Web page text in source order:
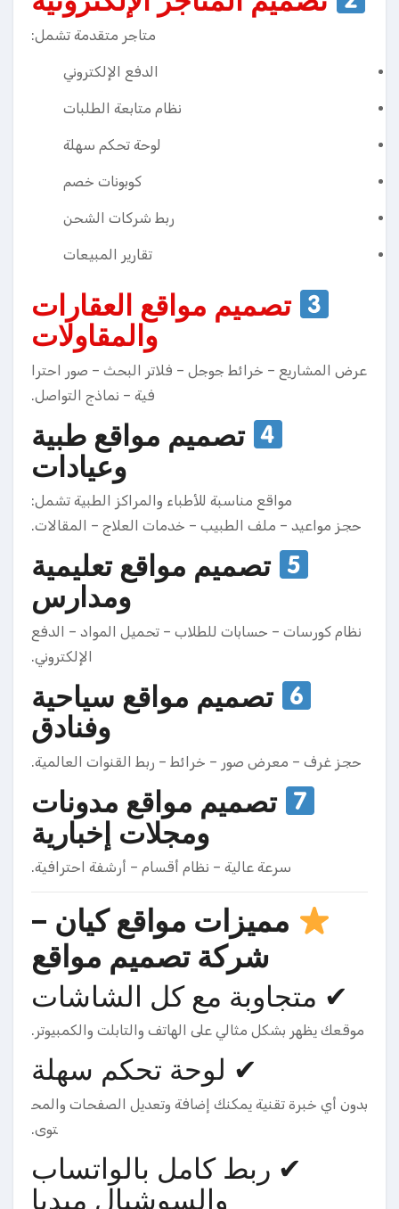
متاجر متقدمة تشمل:
الدفع الإلكتروني
نظام متابعة الطلبات
لوحة تحكم سهلة
كوبونات خصم
ربط شركات الشحن
تقارير المبيعات
تصميم مواقع العقارات
والمقاولات
عرض المشاريع – خرائط جوجل – فلاتر البحث – صور احترا
فية – نماذج التواصل.
تصميم مواقع طبية
وعيادات
مواقع مناسبة للأطباء والمراكز الطبية تشمل:
حجز مواعيد – ملف الطبيب – خدمات العلاج – المقالات.
تصميم مواقع تعليمية
ومدارس
نظام كورسات – حسابات للطلاب – تحميل المواد – الدفع
الإلكتروني.
تصميم مواقع سياحية
وفنادق
حجز غرف – معرض صور – خرائط – ربط القنوات العالمية.
تصميم مواقع مدونات
ومجلات إخبارية
سرعة عالية – نظام أقسام – أرشفة احترافية.
مميزات مواقع كيان –
شركة تصميم مواقع
✔ متجاوبة مع كل الشاشات
موقعك يظهر بشكل مثالي على الهاتف والتابلت والكمبيوتر.
✔ لوحة تحكم سهلة
بدون أي خبرة تقنية يمكنك إضافة وتعديل الصفحات والمح
توى.
✔ ربط كامل بالواتساب
والسوشيال ميديا